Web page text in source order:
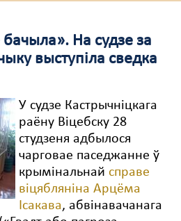
бачыла». На судзе за
выступіла сведка
У судзе Кастрычніцкага
раёну Віцебску 28
студзеня адбылося
чарговае паседжанне ў
крымінальнай справе
віцябляніна Арцёма
Ісакава, абвінавачанага